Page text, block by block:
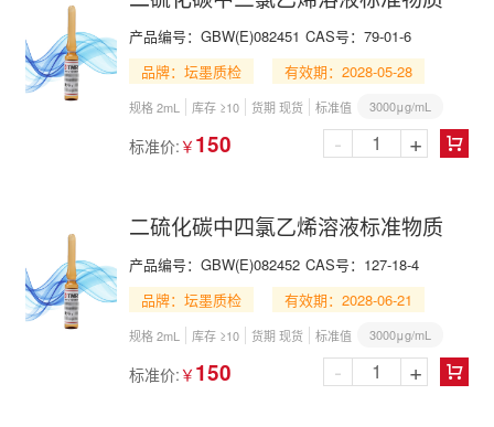
产品编号： GBW(E)082451 CAS号： 79-01-6
品牌：坛墨质检
有效期：2028-05-28
规格 2mL 库存 ≥10 货期 现货 标准值 3000μg/mL
标准价: ￥ 150 
- +
二硫化碳中四氯乙烯溶液标准物质
产品编号： GBW(E)082452 CAS号： 127-18-4
品牌：坛墨质检
有效期：2028-06-21
规格 2mL 库存 ≥10 货期 现货 标准值 3000μg/mL
标准价: ￥ 150 
- +